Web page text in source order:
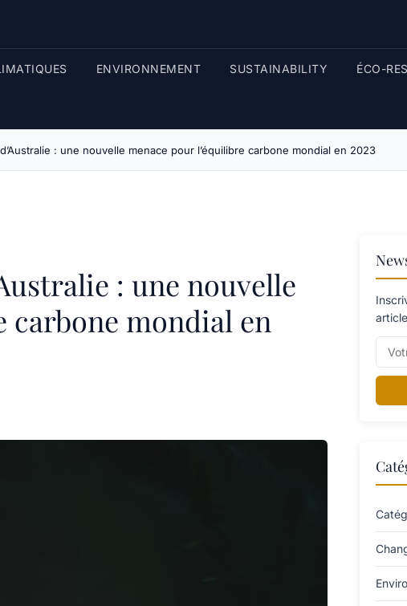
ENVIRONNEMENT SUSTAINABILITY ÉCO-
: une nouvelle menace pour l’équilibre carbone mondial en 2023
: une nouvelle
carbone mondial en